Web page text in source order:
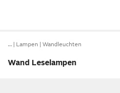
… Lampen Wandleuchten
Wand Leselampen